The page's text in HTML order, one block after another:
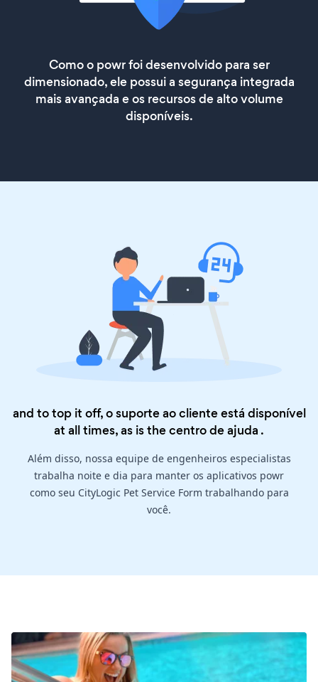
Como o powr foi desenvolvido para ser
dimensionado, ele possui a segurança integrada
mais avançada e os recursos de alto volume
disponíveis.
and to top it off, o suporte ao cliente está disponível
at all times, as is thecentro de ajuda .
Além disso, nossa equipe de engenheiros especialistas
trabalha noite e dia para manter os aplicativos powr
como seu CityLogic Pet Service Form trabalhando para
você.